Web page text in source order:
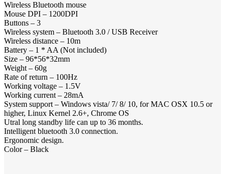
Wireless Bluetooth mouse
Mouse DPI – 1200DPI
Buttons – 3
Wireless system – Bluetooth 3.0 / USB Receiver
Wireless distance – 10m
Battery – 1 * AA (Not included)
Size – 96*56*32mm
Weight – 60g
Rate of return – 100Hz
Working voltage – 1.5V
Working current – 28mA
System support – Windows vista/ 7/ 8/ 10, for MAC OSX 10.5 or
higher, Linux Kernel 2.6+, Chrome OS
Utral long standby life can up to 36 months.
Intelligent bluetooth 3.0 connection.
Ergonomic design.
Color – Black